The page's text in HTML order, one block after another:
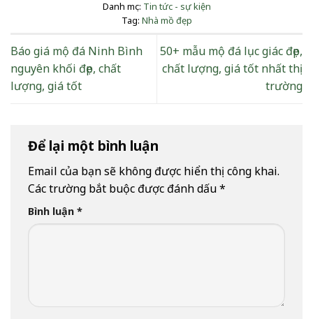
Danh mục: Tin tức - sự kiện
Tag: Nhà mồ đẹp
Báo giá mộ đá Ninh Bình
nguyên khối đẹp, chất
lượng, giá tốt
50+ mẫu mộ đá lục giác đẹp,
chất lượng, giá tốt nhất thị
trường
Để lại một bình luận
Email của bạn sẽ không được hiển thị công khai.
Các trường bắt buộc được đánh dấu*
Bình luận *